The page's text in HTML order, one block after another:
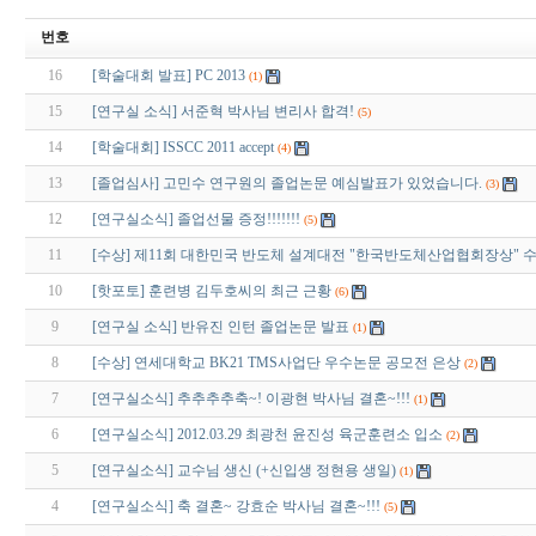
번호
16 [학술대회 발표] PC 2013 (1)
15 [연구실 소식] 서준혁 박사님 변리사 합격! (5)
14 [학술대회] ISSCC 2011 accept (4)
13 [졸업심사] 고민수 연구원의 졸업논문 예심발표가 있었습니다. (3)
12 [연구실소식] 졸업선물 증정!!!!!!! (5)
11 [수상] 제11회 대한민국 반도체 설계대전 "한국반도체산업협회장상"
10 [핫포토] 훈련병 김두호씨의 최근 근황 (6)
9 [연구실 소식] 반유진 인턴 졸업논문 발표 (1)
8 [수상] 연세대학교 BK21 TMS사업단 우수논문 공모전 은상 (2)
7 [연구실소식] 추추추추축~! 이광현 박사님 결혼~!!! (1)
6 [연구실소식] 2012.03.29 최광천 윤진성 육군훈련소 입소 (2)
5 [연구실소식] 교수님 생신 (+신입생 정현용 생일) (1)
4 [연구실소식] 축 결혼~ 강효순 박사님 결혼~!!! (5)